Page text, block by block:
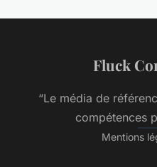
Fluck
“Le média de
compétences
Mentions